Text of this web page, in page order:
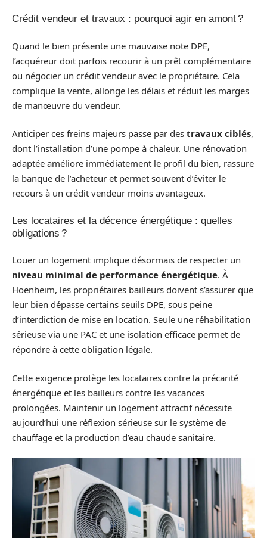
Crédit vendeur et travaux : pourquoi agir en amont ?
Quand le bien présente une mauvaise note DPE,
l’acquéreur doit parfois recourir à un prêt complémentaire
ou négocier un crédit vendeur avec le propriétaire. Cela
complique la vente, allonge les délais et réduit les marges
de manœuvre du vendeur.
Anticiper ces freins majeurs passe par des travaux ciblés,
dont l’installation d’une pompe à chaleur. Une rénovation
adaptée améliore immédiatement le profil du bien, rassure
la banque de l’acheteur et permet souvent d’éviter le
recours à un crédit vendeur moins avantageux.
Les locataires et la décence énergétique : quelles
obligations ?
Louer un logement implique désormais de respecter un
niveau minimal de performance énergétique. À
Hoenheim, les propriétaires bailleurs doivent s’assurer que
leur bien dépasse certains seuils DPE, sous peine
d’interdiction de mise en location. Seule une réhabilitation
sérieuse via une PAC et une isolation efficace permet de
répondre à cette obligation légale.
Cette exigence protège les locataires contre la précarité
énergétique et les bailleurs contre les vacances
prolongées. Maintenir un logement attractif nécessite
aujourd’hui une réflexion sérieuse sur le système de
chauffage et la production d’eau chaude sanitaire.